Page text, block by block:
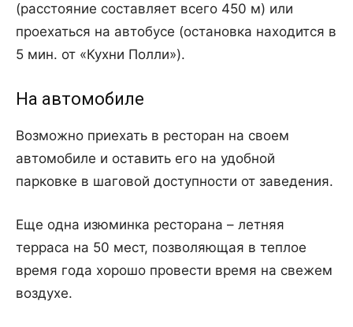
(расстояние составляет всего 450 м) или
проехаться на автобусе (остановка находится в
5 мин. от «Кухни Полли»).
На автомобиле
Возможно приехать в ресторан на своем
автомобиле и оставить его на удобной
парковке в шаговой доступности от заведения.
Еще одна изюминка ресторана – летняя
терраса на 50 мест, позволяющая в теплое
время года хорошо провести время на свежем
воздухе.